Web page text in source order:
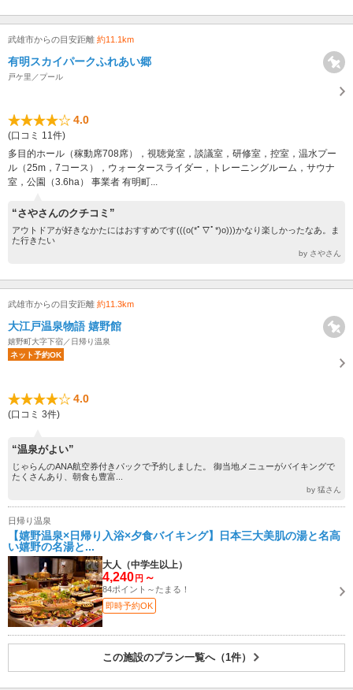
武雄市からの目安距離 約11.1km
有明スカイパークふれあい郷
戸ケ里／プール
4.0
(口コミ 11件)
多目的ホール（稼動席708席），視聴覚室，談議室，研修室，控室，温水プー
ル（25m，7コース），ウォータースライダー，トレーニングルーム，サウナ
室，公園（3.6ha） 事業者 有明町...
“さやさんのクチコミ”
アウトドアが好きなかたにはおすすめです(((o(*ﾟ▽ﾟ*)o)))かなり楽しかったなあ。ま
た行きたい
by さやさん
武雄市からの目安距離 約11.3km
大江戸温泉物語 嬉野館
嬉野町大字下宿／日帰り温泉
ネット予約OK
4.0
(口コミ 3件)
“温泉がよい”
じゃらんのANA航空券付きパックで予約しました。 御当地メニューがバイキングで
たくさんあり、朝食も豊富...
by 猛さん
日帰り温泉
【嬉野温泉×日帰り入浴×夕食バイキング】日本三大美肌の湯と名高
い嬉野の名湯と...
大人（中学生以上）
4,240 円 ～
84ポイント～たまる！
即時予約OK
この施設のプラン一覧へ（1件）